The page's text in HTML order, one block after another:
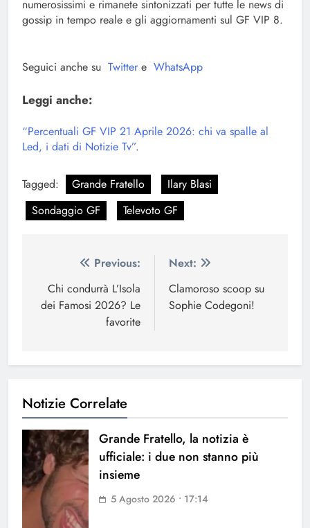
numerosissimi e rimanete sintonizzati per tutte le news di
gossip in tempo reale e gli aggiornamenti sul GF VIP 8.
Seguici anche su Twitter e WhatsApp
Leggi anche:
“Percentuali GF VIP 21 Aprile 2026: chi va spalle al
Led, i dati di Notizie Tv”.
Tagged: Grande Fratello
Ilary Blasi
Sondaggio GF
Televoto GF
Navigazione
articoli
Previous:
Chi condurrà L’Isola
dei Famosi 2026? Le
favorite
Next:
Clamoroso scoop su
Sophie Codegoni!
Notizie Correlate
Grande Fratello, la notizia è
ufficiale: i due non stanno più
insieme
5 Agosto 2026 • 17:14